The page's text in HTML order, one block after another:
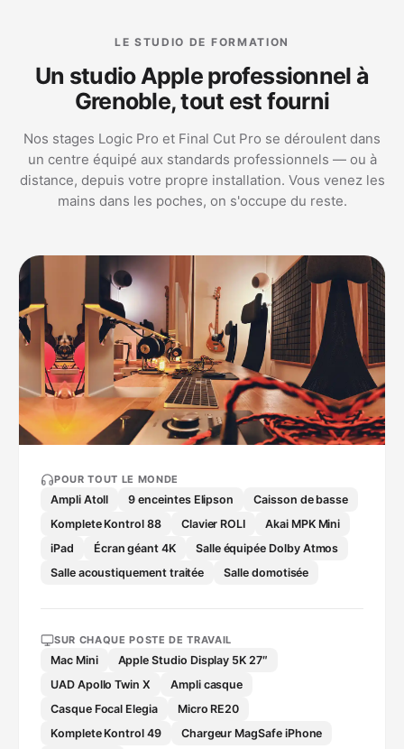
LE STUDIO DE FORMATION
Un studio Apple professionnel à
Grenoble, tout est fourni
Nos stages Logic Pro et Final Cut Pro se déroulent dans
un centre équipé aux standards professionnels — ou à
distance, depuis votre propre installation. Vous venez les
mains dans les poches, on s'occupe du reste.
POUR TOUT LE MONDE
Ampli Atoll 9 enceintes Elipson
Caisson de basse
Komplete Kontrol 88
Clavier ROLI
Akai MPK Mini
iPad
Écran géant 4K
Salle équipée Dolby Atmos
Salle acoustiquement traitée
Salle domotisée
SUR CHAQUE POSTE DE TRAVAIL
Mac Mini
Apple Studio Display 5K 27″
UAD Apollo Twin X
Ampli casque
Casque Focal Elegia
Micro RE20
Komplete Kontrol 49
Chargeur MagSafe iPhone